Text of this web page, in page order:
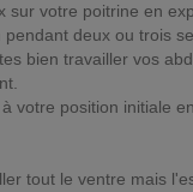
sur votre poitrine en
deux ou trois
bien travailler vos
votre position initiale
tout le ventre mais